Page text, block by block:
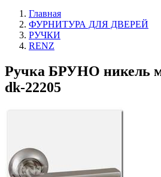
Главная
ФУРНИТУРА ДЛЯ ДВЕРЕЙ
РУЧКИ
RENZ
Ручка БРУНО никель
dk-22205